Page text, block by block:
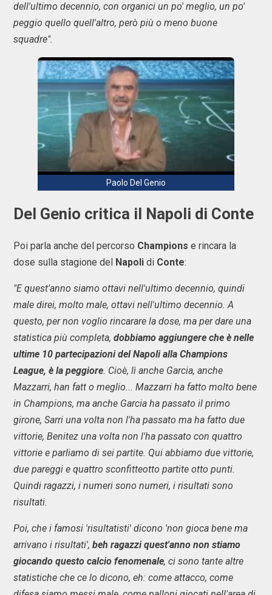
dell'ultimo decennio, con organici un po' meglio, un po'
peggio quello quell'altro, però più o meno buone
squadre".
Paolo Del Genio
Del Genio critica il Napoli di Conte
Poi parla anche del percorso Champions e rincara la
dose sulla stagione del Napoli di Conte:
"E quest'anno siamo ottavi nell'ultimo decennio, quindi
male direi, molto male, ottavi nell'ultimo decennio. A
questo, per non voglio rincarare la dose, ma per dare una
statistica più completa, dobbiamo aggiungere che è nelle
ultime 10 partecipazioni del Napoli alla Champions
League, è la peggiore. Cioè, lì anche Garcia, anche
Mazzarri, han fatt o meglio... Mazzarri ha fatto molto bene
in Champions, ma anche Garcia ha passato il primo
girone, Sarri una volta non l'ha passato ma ha fatto due
vittorie, Benitez una volta non l'ha passato con quattro
vittorie e parliamo di sei partite. Qui abbiamo due vittorie,
due pareggi e quattro sconfitteotto partite otto punti.
Quindi ragazzi, i numeri sono numeri, i risultati sono
risultati.
Poi, che i famosi 'risultatisti' dicono 'non gioca bene ma
arrivano i risultati', beh ragazzi quest'anno non stiamo
giocando questo calcio fenomenale, ci sono tante altre
statistiche che ce lo dicono, eh: come attacco, come